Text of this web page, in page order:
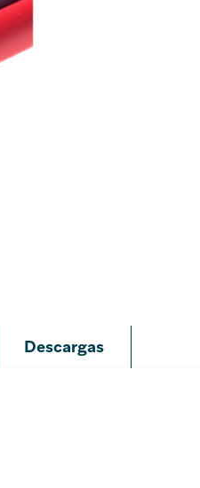
Descargas